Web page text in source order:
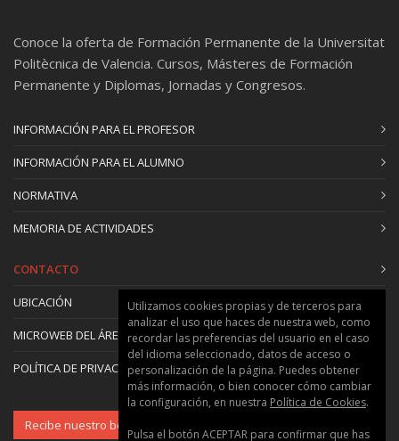
Conoce la oferta de Formación Permanente de la Universitat
Politècnica de Valencia. Cursos, Másteres de Formación
Permanente y Diplomas, Jornadas y Congresos.
INFORMACIÓN PARA EL PROFESOR
INFORMACIÓN PARA EL ALUMNO
NORMATIVA
MEMORIA DE ACTIVIDADES
CONTACTO
UBICACIÓN
MICROWEB DEL ÁREA
POLÍTICA DE PRIVACIDAD Y COOKIES
Recibe nuestro boletín
Utilizamos cookies propias y de terceros para
analizar el uso que haces de nuestra web, como
recordar las preferencias del usuario en el caso
del idioma seleccionado, datos de acceso o
personalización de la página. Puedes obtener
más información, o bien conocer cómo cambiar
la configuración, en nuestra Política de Cookies.
Pulsa el botón ACEPTAR para confirmar que has